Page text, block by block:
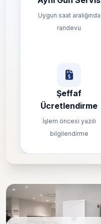
Uygun saat aralığında
randevu
Şeffaf
Ücretlendirme
İşlem öncesi yazılı
bilgilendirme